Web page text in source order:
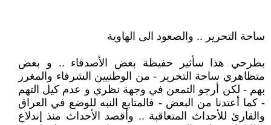
ساحة التحرير .. والصعود الى الهاوية
بطرحي هذا سأثير حفيظة بعض الأصدقاء .. و بعض
متظاهري ساحة التحرير - من الوطنيين الشرفاء والمغرر
بهم - لكن أرجو التمعن في وجهة نظري و عدم كيل التهم
- كما أعتدنا من البعض - فالمتابع النبه للوضع في العراق
والقارئ للأحداث المتعاقبة .. وأقصد الأحداث منذ إندلاع